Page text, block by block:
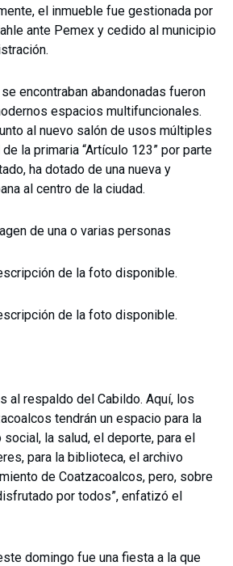
el inmueble fue gestionada por
ante Pemex y cedido al municipio
encontraban abandonadas fueron
espacios multifuncionales.
al nuevo salón de usos múltiples
la primaria “Artículo 123” por parte
ha dotado de una nueva y
al centro de la ciudad.
al respaldo del Cabildo. Aquí, los
tendrán un espacio para la
la salud, el deporte, para el
para la biblioteca, el archivo
de Coatzacoalcos, pero, sobre
por todos”, enfatizó el
domingo fue una fiesta a la que